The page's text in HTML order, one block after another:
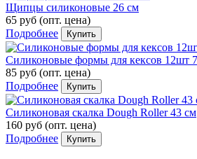
Щипцы силиконовые 26 см
65 руб (опт. цена)
Подробнее
Купить
Силиконовые формы для кексов 12шт
85 руб (опт. цена)
Подробнее
Купить
Силиконовая скалка Dough Roller 43 см
160 руб (опт. цена)
Подробнее
Купить